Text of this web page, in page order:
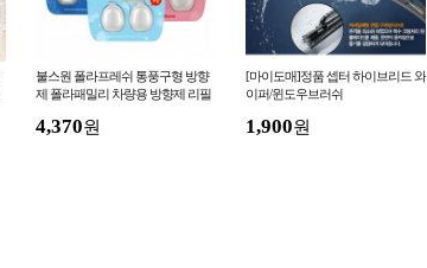
불스원 폴라프레쉬 통풍구형 방향
제 폴라패밀리 차량용 방향제 리필
4,370원
[마이도매]정품 셉터 하이브리드 와
이퍼/윈도우브러쉬
1,900원